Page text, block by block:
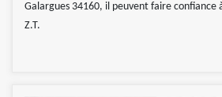
Galargues 34160, il peuvent faire confiance
Z.T.